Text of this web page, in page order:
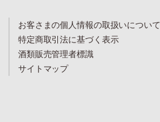
お客さまの個人情報の取扱いについて
特定商取引法に基づく表示
酒類販売管理者標識
サイトマップ